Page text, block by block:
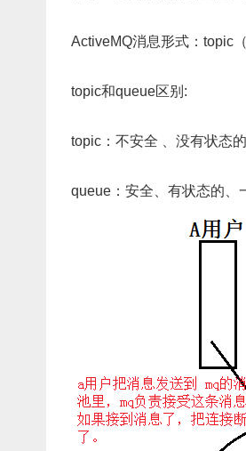
ActiveMQ消息形式：topic
topic和queue区别:
topic：不安全 、没有状态
queue：安全、有状态的、